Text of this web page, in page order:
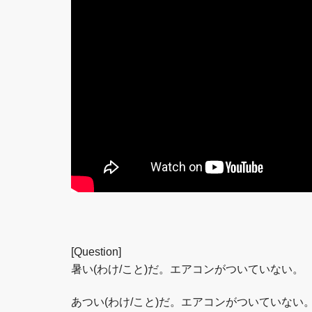
[Question]
暑い(わけ/こと)だ。エアコンがついていない。
あつい(わけ/こと)だ。エアコンがついていない